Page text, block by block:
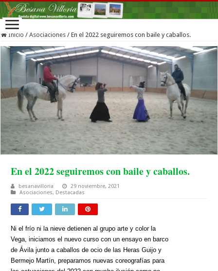
Inicio / Asociaciones / En el 2022 seguiremos con baile y caballos.
En el 2022 seguiremos con baile y caballos.
besanavilloria
29 noviembre, 2021
Asociaciones, Destacadas
Ni el frío ni la nieve detienen al grupo arte y color la
Vega, iniciamos el nuevo curso con un ensayo en barco
de Ávila junto a caballos de ocio de las Heras Guijo y
Bermejo Martín, preparamos nuevas coreografías para